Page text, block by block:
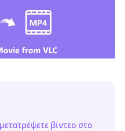
βίντεο στο